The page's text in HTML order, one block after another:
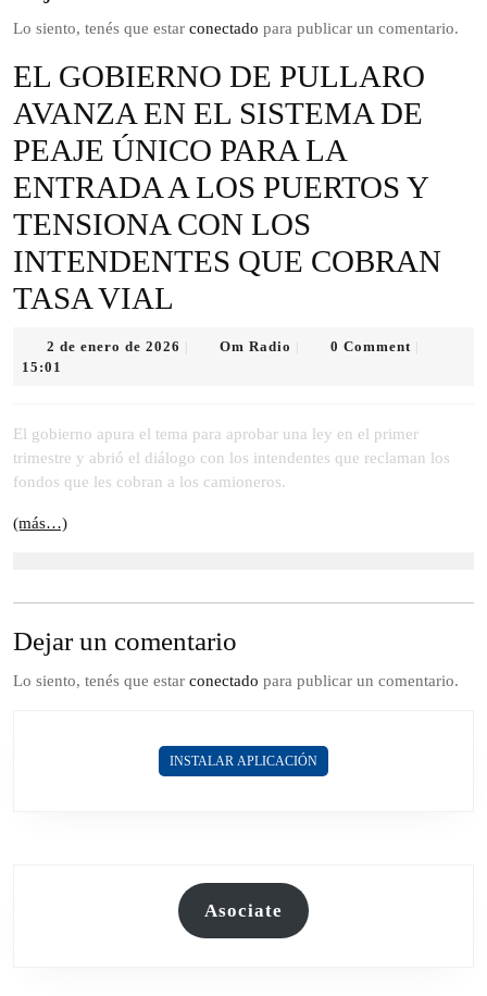
Lo siento, tenés que estar conectado para publicar un comentario.
EL GOBIERNO DE PULLARO
AVANZA EN EL SISTEMA DE
PEAJE ÚNICO PARA LA
ENTRADA A LOS PUERTOS Y
TENSIONA CON LOS
INTENDENTES QUE COBRAN
TASA VIAL
2 de enero de 2026 Om Radio 0 Comment
15:01
El gobierno apura el tema para aprobar una ley en el primer
trimestre y abrió el diálogo con los intendentes que reclaman los
fondos que les cobran a los camioneros.
(más…)
Dejar un comentario
Lo siento, tenés que estar conectado para publicar un comentario.
INSTALAR APLICACIÓN
Asociate